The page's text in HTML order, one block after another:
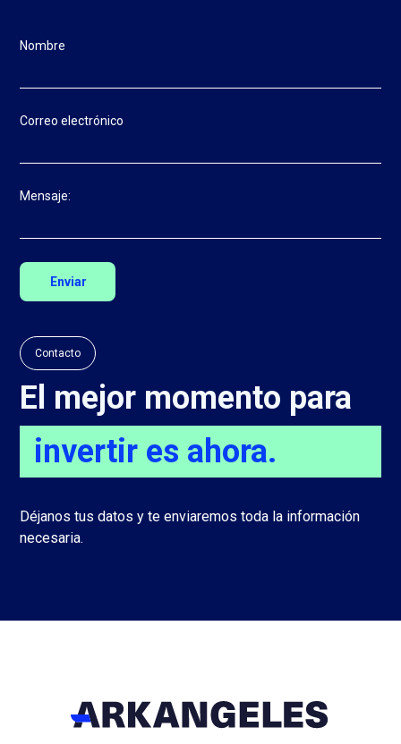
Contacto
El mejor momento para
invertir es ahora.
Déjanos tus datos y te enviaremos toda la información
necesaria.
Nombre
Correo electrónico
Mensaje: